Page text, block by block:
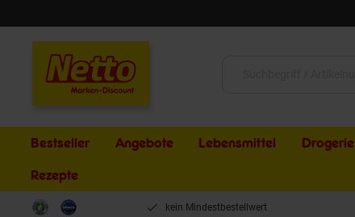
Bestseller Angebote Lebensmittel Drogerie
Rezepte
kein Mindestbestellwert